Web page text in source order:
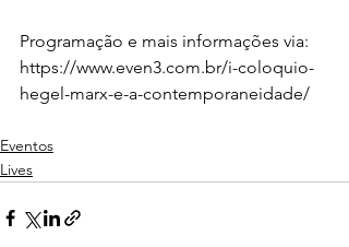
Programação e mais informações via:
https://www.even3.com.br/i-coloquio-
hegel-marx-e-a-contemporaneidade/
Eventos
Lives